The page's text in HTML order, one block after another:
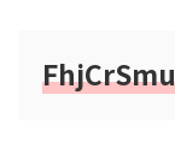
FhjCrSmu